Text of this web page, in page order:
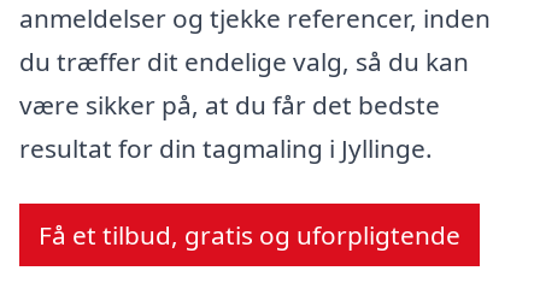
anmeldelser og tjekke referencer, inden
du træffer dit endelige valg, så du kan
være sikker på, at du får det bedste
resultat for din tagmaling i Jyllinge.
Få et tilbud, gratis og uforpligtende